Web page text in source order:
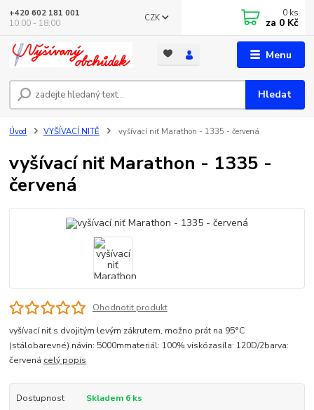
Menu
CZK
Hledat
+420 602 181 001
10:00 - 18:00
0 ks
za 0 Kč
Úvod VYŠÍVACÍ NITĚ vyšívací niť Marathon - 1335 - červená
vyšívací niť Marathon - 1335 -
červená
Ohodnotit produkt
vyšívací niť s dvojitým levým zákrutem, možno prát na 95°C
(stálobarevné) návin: 5000mmateriál: 100% viskózasíla: 120D/2barva:
červená celý popis
Dostupnost Skladem 6 ks